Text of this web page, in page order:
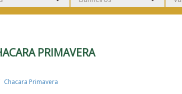
PRIMAVERA
Chacara Primavera